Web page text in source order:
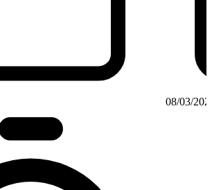
08/03/